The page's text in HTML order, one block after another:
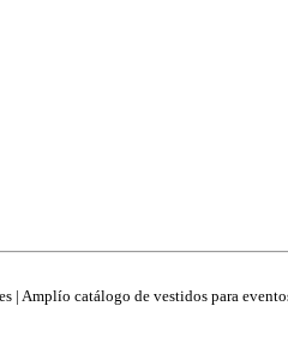
Amplío catálogo de vestidos para